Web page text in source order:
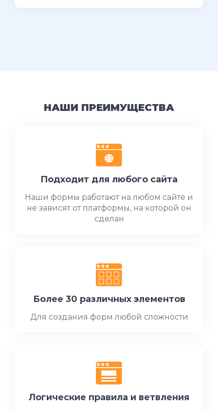
НАШИ ПРЕИМУЩЕСТВА
Подходит для любого сайта
Наши формы работают на любом сайте и
не зависят от платформы, на которой он
сделан
Более 30 различных элементов
Для создания форм любой сложности
Логические правила и ветвления